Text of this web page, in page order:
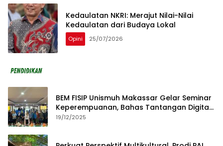
Kedaulatan NKRI: Merajut Nilai-Nilai
Kedaulatan dari Budaya Lokal
Opini 25/07/2026
BEM FISIP Unismuh Makassar Gelar Seminar
Keperempuanan, Bahas Tantangan Digital
dan Budaya Lokal
19/12/2025